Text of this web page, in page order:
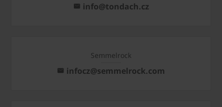
info@tondach.cz
Semmelrock
infocz@semmelrock.com